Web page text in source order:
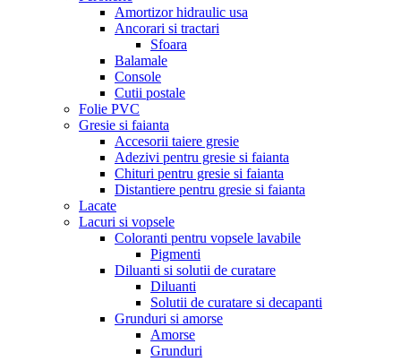
Amortizor hidraulic usa
Ancorari si tractari
Sfoara
Balamale
Console
Cutii postale
Folie PVC
Gresie si faianta
Accesorii taiere gresie
Adezivi pentru gresie si faianta
Chituri pentru gresie si faianta
Distantiere pentru gresie si faianta
Lacate
Lacuri si vopsele
Coloranti pentru vopsele lavabile
Pigmenti
Diluanti si solutii de curatare
Diluanti
Solutii de curatare si decapanti
Grunduri si amorse
Amorse
Grunduri